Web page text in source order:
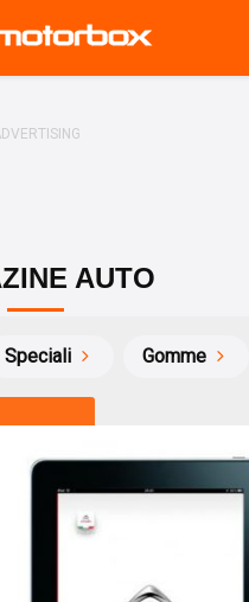
AUTO
Speciali Gomme